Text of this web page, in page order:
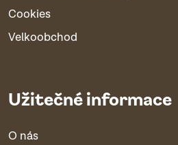
Cookies
Velkoobchod
Užitečné informace
O nás